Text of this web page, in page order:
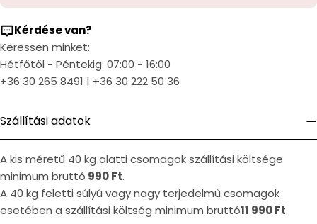
Kérdése van?
Keressen minket:
Hétfőtől - Péntekig: 07:00 - 16:00
+36 30 265 8491 | +36 30 222 50 36
Szállítási adatok
A kis méretű 40 kg alatti csomagok szállítási költsége
minimum bruttó 990 Ft.
A 40 kg feletti súlyú vagy nagy terjedelmű csomagok
esetében a szállítási költség minimum bruttó11 990 Ft.